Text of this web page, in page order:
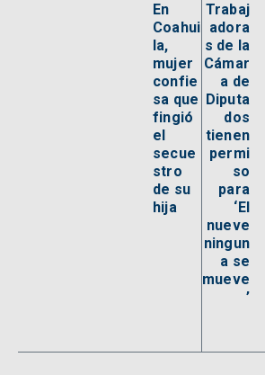
En
Coahui
la,
mujer
confie
sa que
fingió
el
secue
stro
de su
hija
Trabaj
adora
s de la
Cámar
a de
Diputa
dos
tienen
permi
so
para
‘El
nueve
ningun
a se
mueve
’